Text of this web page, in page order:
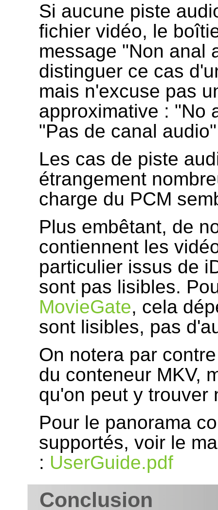
Si aucune piste
fichier vidéo, le
message "Non anal
distinguer ce cas
mais n'excuse pas
approximative : "No
"Pas de canal
Les cas de piste
étrangement
charge du PCM
Plus embêtant, de
contiennent les
particulier issus de
sont pas lisibles.
MovieGate, cela
sont lisibles, pas
On notera par
du conteneur MKV,
qu'on peut y trouver
Pour le panorama
supportés, voir le
: UserGuide.pdf
Conclusion